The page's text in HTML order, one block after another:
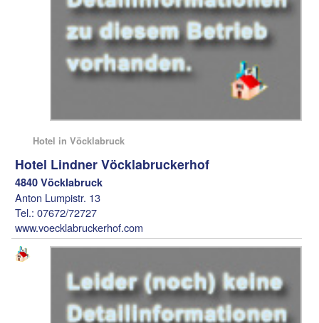
Hotel in Vöcklabruck
Hotel Lindner Vöcklabruckerhof
4840 Vöcklabruck
Anton Lumpistr. 13
Tel.: 07672/72727
www.voecklabruckerhof.com